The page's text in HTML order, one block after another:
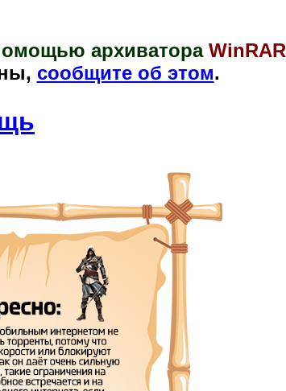
архиватора WinRAR
сообщите об этом.